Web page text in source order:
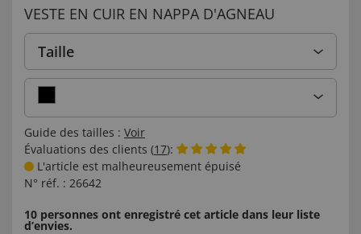
VESTE EN CUIR EN NAPPA D'AGNEAU
Taille
Guide des tailles : Voir
Évaluations des clients (17):
L'article est malheureusement épuisé
N° réf. : 26642
10 personnes ont enregistré cet article dans leur liste
d’envies.